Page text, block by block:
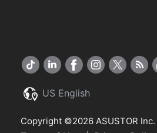
US English
Copyright ©2026 ASUSTOR Inc.